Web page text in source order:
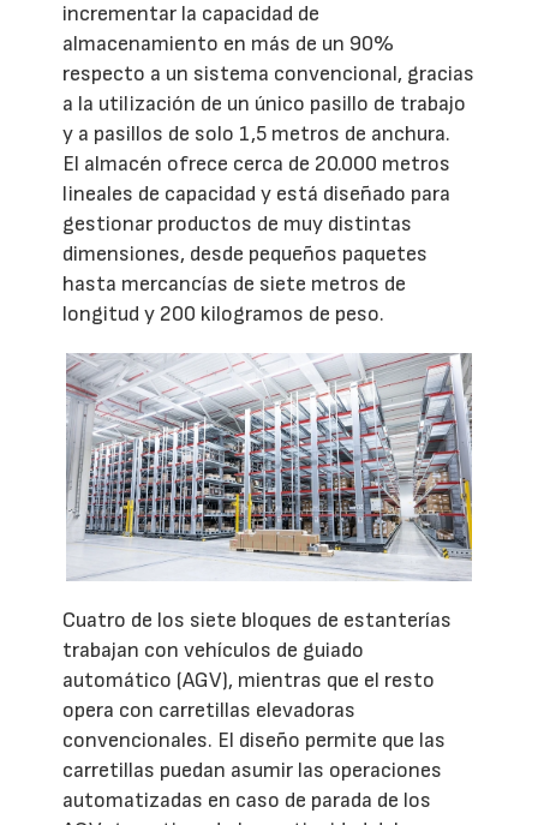
incrementar la capacidad de
almacenamiento en más de un 90%
respecto a un sistema convencional, gracias
a la utilización de un único pasillo de trabajo
y a pasillos de solo 1,5 metros de anchura.
El almacén ofrece cerca de 20.000 metros
lineales de capacidad y está diseñado para
gestionar productos de muy distintas
dimensiones, desde pequeños paquetes
hasta mercancías de siete metros de
longitud y 200 kilogramos de peso.
Cuatro de los siete bloques de estanterías
trabajan con vehículos de guiado
automático (AGV), mientras que el resto
opera con carretillas elevadoras
convencionales. El diseño permite que las
carretillas puedan asumir las operaciones
automatizadas en caso de parada de los